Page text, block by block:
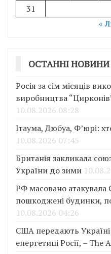
31
«
ОСТАННІ НОВИНИ
Росія за сім місяців
виробництва
10.08.2026 08:28
Ітаума, Дюбуа, Ф’юрі:
10.08.2026 07:45
Британія закликала
України до зими
РФ масовано
пошкоджені будинки,
10.08.2026 04:26
США передають Україні
енергетиці Росії, – The